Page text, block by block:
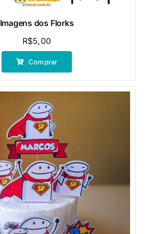
Imagens dos Florks
R$5,00
Comprar